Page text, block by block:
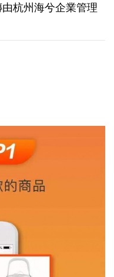
杭州海兮企業管理